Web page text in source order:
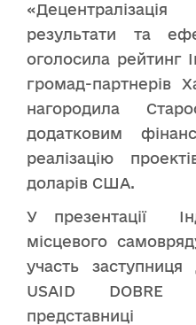
результати та
оголосила рейтинг
громад-партнерів
нагородила
додатковим
реалізацію
доларів США.
У презентації
місцевого
участь
USAID DOBRE